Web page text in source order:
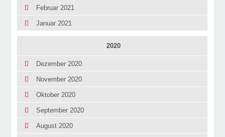
Februar 2021
Januar 2021
2020
Dezember 2020
November 2020
Oktober 2020
September 2020
August 2020